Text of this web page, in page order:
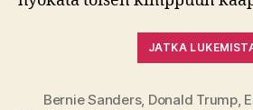
JATKA
Bernie Sanders, Donald Trump,